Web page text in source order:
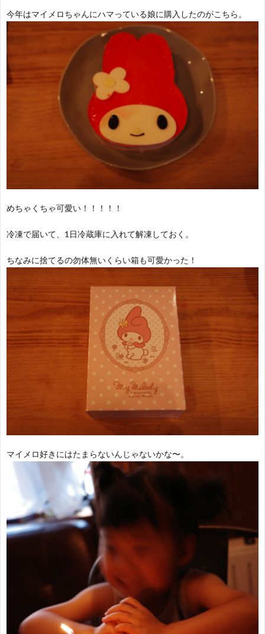
今年はマイメロちゃんにハマっている娘に購入したのがこちら。
めちゃくちゃ可愛い！！！！！
冷凍で届いて、1日冷蔵庫に入れて解凍しておく。
ちなみに捨てるの勿体無いくらい箱も可愛かった！
マイメロ好きにはたまらないんじゃないかな〜。